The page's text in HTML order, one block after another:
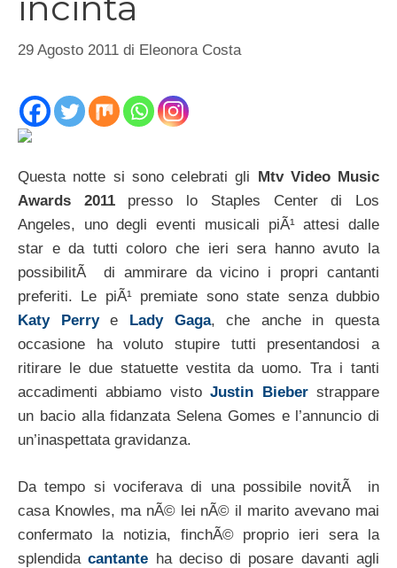
29 Agosto 2011 di Eleonora Costa
Questa notte si sono celebrati gli
Mtv Video Music
Awards 2011presso lo Staples Center di Los
Angeles, uno degli eventi musicali piÃ¹ attesi dalle
star e da tutti coloro che ieri sera hanno avuto la
possibilitÃ di ammirare da vicino i propri cantanti
preferiti. Le piÃ¹ premiate sono state senza dubbio
Katy Perrye Lady Gaga, che anche in questa
occasione ha voluto stupire tutti presentandosi a
ritirare le due statuette vestita da uomo. Tra i tanti
accadimenti abbiamo vistoJustin Bieberstrappare
un bacio alla fidanzata Selena Gomes e l’annuncio di
un’inaspettata gravidanza.
Da tempo si vociferava di una possibile novitÃ in
casa Knowles, ma nÃ© lei nÃ© il marito avevano mai
confermato la notizia, finchÃ© proprio ieri sera la
splendidacantante ha deciso di posare davanti agli